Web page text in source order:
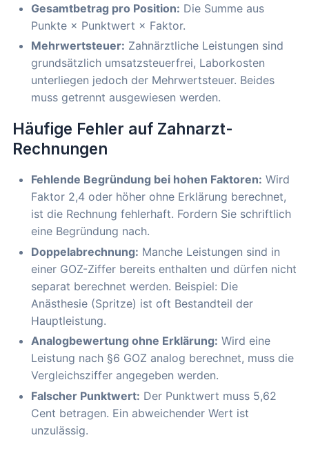
Gesamtbetrag pro Position: Die Summe aus
Punkte × Punktwert × Faktor.
Mehrwertsteuer: Zahnärztliche Leistungen sind
grundsätzlich umsatzsteuerfrei, Laborkosten
unterliegen jedoch der Mehrwertsteuer. Beides
muss getrennt ausgewiesen werden.
Häufige Fehler auf Zahnarzt-
Rechnungen
Fehlende Begründung bei hohen Faktoren: Wird
Faktor 2,4 oder höher ohne Erklärung berechnet,
ist die Rechnung fehlerhaft. Fordern Sie schriftlich
eine Begründung nach.
Doppelabrechnung: Manche Leistungen sind in
einer GOZ-Ziffer bereits enthalten und dürfen nicht
separat berechnet werden. Beispiel: Die
Anästhesie (Spritze) ist oft Bestandteil der
Hauptleistung.
Analogbewertung ohne Erklärung: Wird eine
Leistung nach §6 GOZ analog berechnet, muss die
Vergleichsziffer angegeben werden.
Falscher Punktwert: Der Punktwert muss 5,62
Cent betragen. Ein abweichender Wert ist
unzulässig.